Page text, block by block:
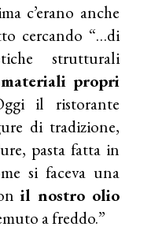
c’erano anche
cercando “…di
strutturali
materiali propri
il ristorante
di tradizione,
pasta fatta in
si faceva una
il nostro olio
a freddo.”